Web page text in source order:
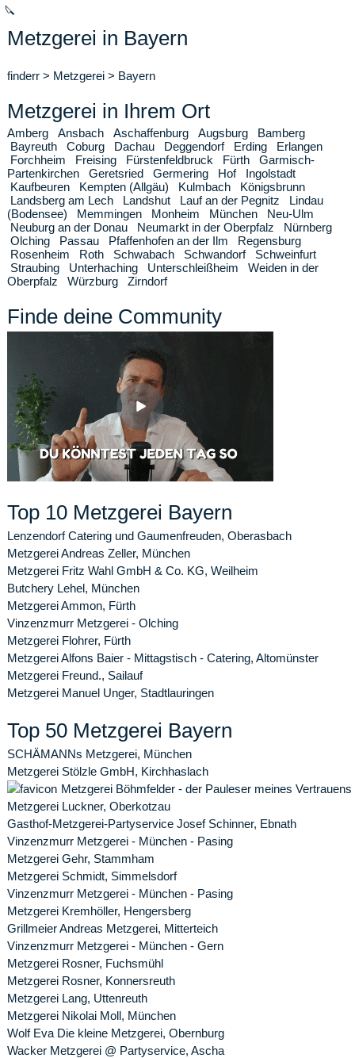
🔪
Metzgerei in Bayern
finderr > Metzgerei > Bayern
Metzgerei in Ihrem Ort
Amberg Ansbach Aschaffenburg Augsburg
Bamberg
Bayreuth
Coburg Dachau Deggendorf Erding
Erlangen
Forchheim
Freising Fürstenfeldbruck Fürth
Garmisch-
Partenkirchen
Geretsried Germering Hof
Ingolstadt
Kaufbeuren
Kempten (Allgäu) Kulmbach
Königsbrunn
Landsberg am Lech
Landshut Lauf an der Pegnitz
Lindau
(Bodensee)
Memmingen Monheim München
Neu-Ulm
Neuburg an der Donau
Neumarkt in der Oberpfalz
Nürnberg
Olching
Passau Pfaffenhofen an der Ilm
Regensburg
Rosenheim
Roth Schwabach Schwandorf
Schweinfurt
Straubing
Unterhaching Unterschleißheim
Weiden in der
Oberpfalz
Würzburg Zirndorf
Finde deine Community
Top 10 Metzgerei Bayern
Lenzendorf Catering und Gaumenfreuden, Oberasbach
Metzgerei Andreas Zeller, München
Metzgerei Fritz Wahl GmbH & Co. KG, Weilheim
Butchery Lehel, München
Metzgerei Ammon, Fürth
Vinzenzmurr Metzgerei - Olching
Metzgerei Flohrer, Fürth
Metzgerei Alfons Baier - Mittagstisch - Catering, Altomünster
Metzgerei Freund., Sailauf
Metzgerei Manuel Unger, Stadtlauringen
Top 50 Metzgerei Bayern
SCHÄMANNs Metzgerei, München
Metzgerei Stölzle GmbH, Kirchhaslach
Metzgerei Böhmfelder - der Pauleser meines
Metzgerei Luckner, Oberkotzau
Gasthof-Metzgerei-Partyservice Josef Schinner, Ebnath
Vinzenzmurr Metzgerei - München - Pasing
Metzgerei Gehr, Stammham
Metzgerei Schmidt, Simmelsdorf
Vinzenzmurr Metzgerei - München - Pasing
Metzgerei Kremhöller, Hengersberg
Grillmeier Andreas Metzgerei, Mitterteich
Vinzenzmurr Metzgerei - München - Gern
Metzgerei Rosner, Fuchsmühl
Metzgerei Rosner, Konnersreuth
Metzgerei Lang, Uttenreuth
Metzgerei Nikolai Moll, München
Wolf Eva Die kleine Metzgerei, Obernburg
Wacker Metzgerei @ Partyservice, Ascha